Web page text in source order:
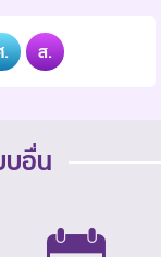
. ส.
บอื่น